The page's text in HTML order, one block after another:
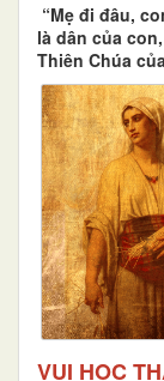
“Mẹ đi đâu,
là dân của con,
Thiên Chúa
VUI HỌC